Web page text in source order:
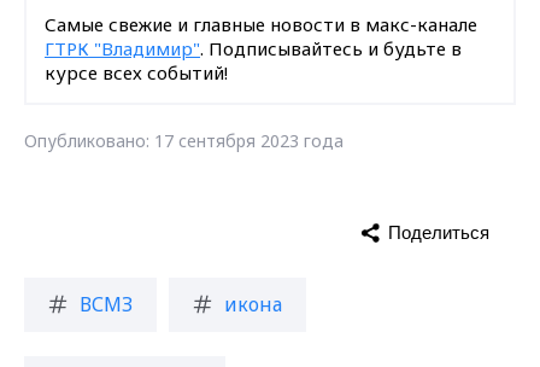
Самые свежие и главные новости в макс-канале
ГТРК "Владимир". Подписывайтесь и будьте в
курсе всех событий!
Опубликовано: 17 сентября 2023 года
ВСМЗ икона
Поделиться